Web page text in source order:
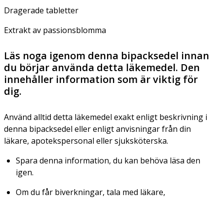
Dragerade tabletter
Extrakt av passionsblomma
Läs noga igenom denna bipacksedel innan
du börjar använda detta läkemedel. Den
innehåller information som är viktig för
dig.
Använd alltid detta läkemedel exakt enligt beskrivning i
denna bipacksedel eller enligt anvisningar från din
läkare, apotekspersonal eller sjuksköterska.
Spara denna information, du kan behöva läsa den
igen.
Om du får biverkningar, tala med läkare,